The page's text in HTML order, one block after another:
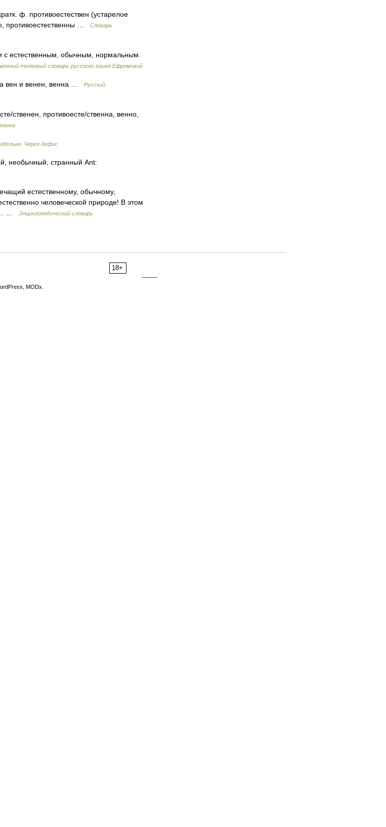
ф. противоестествен (устарелое
противоестественны …
Словарь
естественным, обычным, нормальным.
толковый словарь русского языка Ефремовой
вен и венен, венна …
Русский
ственен, противоесте/ственна, венно,
Через дефис.
необычный, странный Ant:
естественному, обычному,
человеческой природе! В этом
…
Энциклопедический словарь
18+
MODx.